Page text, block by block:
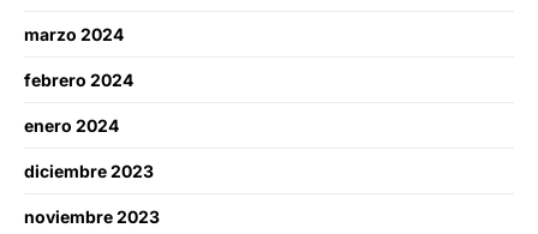
marzo 2024
febrero 2024
enero 2024
diciembre 2023
noviembre 2023